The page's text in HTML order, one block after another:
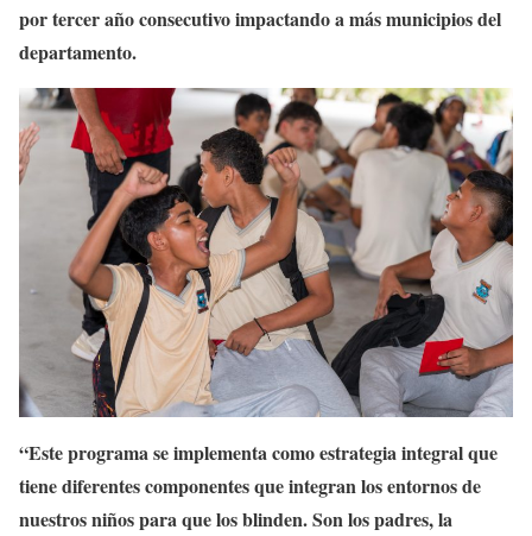
por tercer año consecutivo impactando a más municipios del
departamento.
“Este programa se implementa como estrategia integral que
tiene diferentes componentes que integran los entornos de
nuestros niños para que los blinden. Son los padres, la